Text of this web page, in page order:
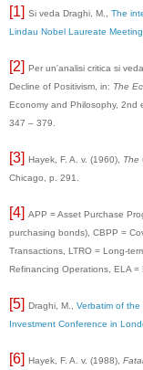
[1] Si veda Draghi, M., The
Lindau Nobel Laureate Meeting
[2] Per un'analisi critica si
Decline of Positivism, in: The
Economy and Philosophy, 2nd
347 – 379.
[3] Hayek, F. A. v. (1960), The
Chicago, p. 291.
[4] APP = Asset Purchase
purchasing bonds), CBPP =
Transactions, LTRO = Long-
Refinancing Operations, ELA =
[5] Draghi, M., Verbatim of
Investment Conference in
[6] Hayek, F. A. v. (1988),